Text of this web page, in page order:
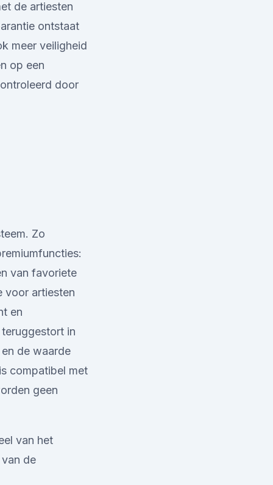
de artiesten
ontstaat
meer veiligheid
op een
door
Zo
van favoriete
voor artiesten
en
in
de waarde
compatibel met
geen
van het
de